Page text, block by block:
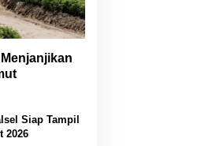
Siap Tampil
2026